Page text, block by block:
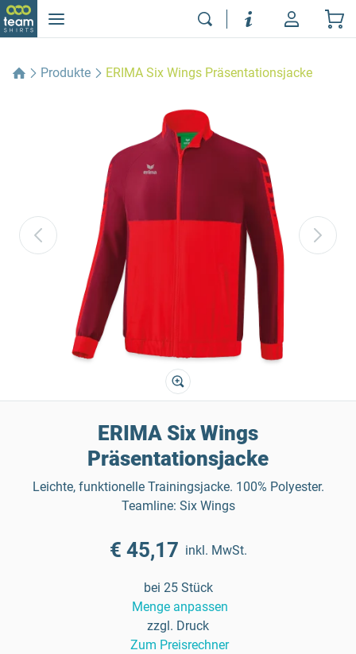
Produkte ERIMA Six Wings Präsentationsjacke
ERIMA Six Wings
Präsentationsjacke
Leichte, funktionelle Trainingsjacke. 100% Polyester.
Teamline: Six Wings
€ 45,17 inkl. MwSt.
bei 25 Stück
Menge anpassen
zzgl. Druck
Zum Preisrechner